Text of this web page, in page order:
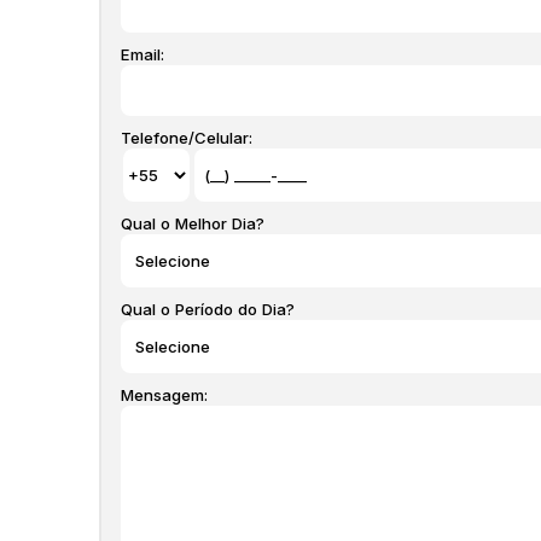
20,00 x 30,00
Todos os imóveis anunciados estão sujeitos a terem
sem prévio aviso pois são aproximados, inclusive os
alguns moveis que aparecem nas fotos, estas
agende uma visita neste imóvel.
Email:
Telefone/Celular:
Qual o Melhor Dia?
Qual o Período do Dia?
Mensagem: